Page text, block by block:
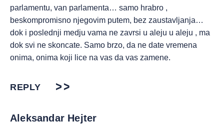
parlamentu, van parlamenta… samo hrabro ,
beskompromisno njegovim putem, bez zaustavljanja…
dok i poslednji medju vama ne zavrsi u aleju u aleju , ma
dok svi ne skoncate. Samo brzo, da ne date vremena
onima, onima koji lice na vas da vas zamene.
REPLY
Aleksandar Hejter